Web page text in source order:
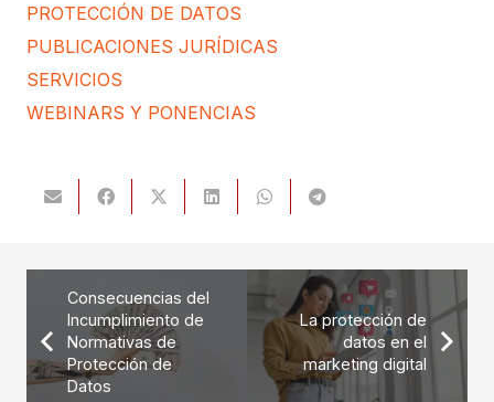
PROTECCIÓN DE DATOS
PUBLICACIONES JURÍDICAS
SERVICIOS
WEBINARS Y PONENCIAS
Consecuencias del
Incumplimiento de
Normativas de
Protección de
Datos
La protección de
datos en el
marketing digital